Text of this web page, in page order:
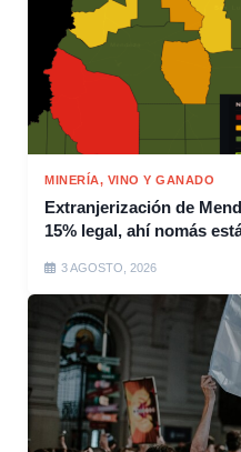
MINERÍA, VINO Y GANADO
Extranjerización de
15% legal, ahí nomás
3 AGOSTO, 2026